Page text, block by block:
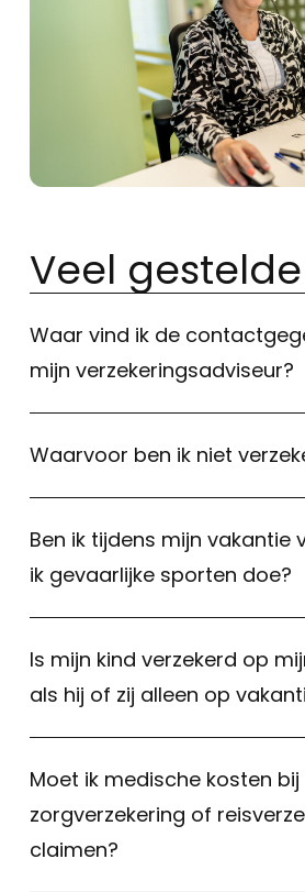
Veel
Waar vind ik de
mijn verzekeringsadviseur?
Waarvoor ben ik niet
Ben ik tijdens mijn vakantie
ik gevaarlijke sporten doe?
Is mijn kind verzekerd op
als hij of zij alleen op
Moet ik medische kosten bij
zorgverzekering of
claimen?